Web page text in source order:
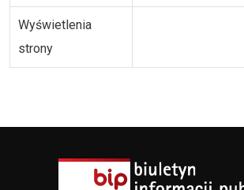
Wyświetlenia
strony